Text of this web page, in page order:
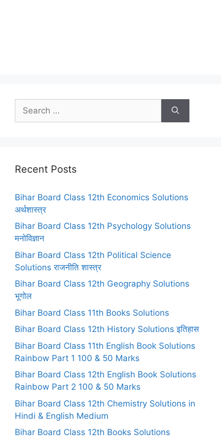
for:
Recent Posts
Bihar Board Class 12th Economics Solutions
अर्थशास्त्र
Bihar Board Class 12th Psychology Solutions
मनोविज्ञान
Bihar Board Class 12th Political Science
Solutions राजनीति शास्त्र
Bihar Board Class 12th Geography Solutions
भूगोल
Bihar Board Class 11th Books Solutions
Bihar Board Class 12th History Solutions इतिहास
Bihar Board Class 11th English Book Solutions
Rainbow Part 1 100 & 50 Marks
Bihar Board Class 12th English Book Solutions
Rainbow Part 2 100 & 50 Marks
Bihar Board Class 12th Chemistry Solutions in
Hindi & English Medium
Bihar Board Class 12th Books Solutions